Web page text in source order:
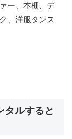
ー、本棚、デ
、洋服タンス
タルすると